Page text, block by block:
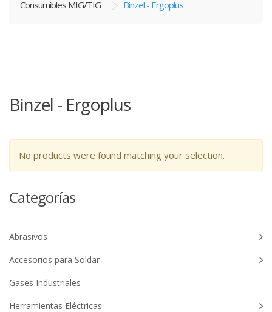
Consumibles MIG/TIG Binzel - Ergoplus
Binzel - Ergoplus
No products were found matching your selection.
Categorías
Abrasivos
Accesorios para Soldar
Gases Industriales
Herramientas Eléctricas